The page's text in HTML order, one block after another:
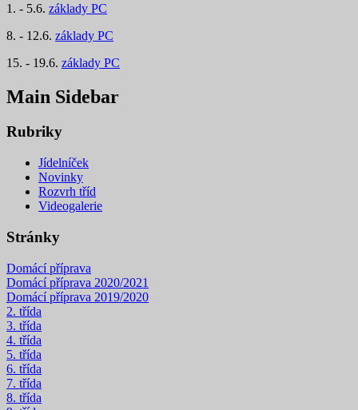
1. - 5.6. základy PC
8. - 12.6. základy PC
15. - 19.6. základy PC
Main Sidebar
Rubriky
Jídelníček
Novinky
Rozvrh tříd
Videogalerie
Stránky
Domácí příprava
Domácí příprava 2020/2021
Domácí příprava 2019/2020
2. třída
3. třída
4. třída
5. třída
6. třída
7. třída
8. třída